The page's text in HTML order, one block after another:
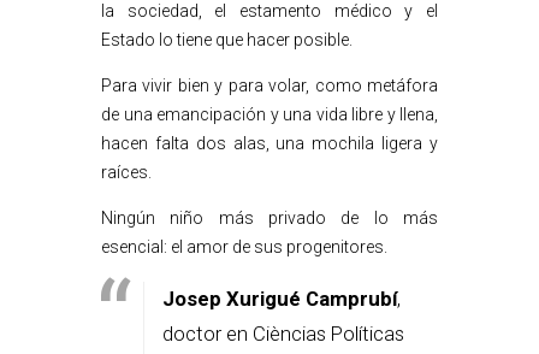
la sociedad, el estamento médico y el
Estado lo tiene que hacer posible.
Para vivir bien y para volar, como metáfora
de una emancipación y una vida libre y llena,
hacen falta dos alas, una mochila ligera y
raíces.
Ningún niño más privado de lo más
esencial: el amor de sus progenitores.
Josep Xurigué Camprubí,
doctor en Cièncias Políticas